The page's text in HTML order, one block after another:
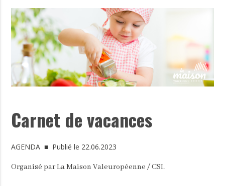
Carnet de vacances
AGENDA ■ Publié le 22.06.2023
Organisé par La Maison Valeuropéenne / CSI.